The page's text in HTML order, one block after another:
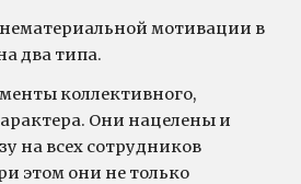
мотивации в
два типа.
коллективного,
Они нацелены и
на всех сотрудников
этом они не только